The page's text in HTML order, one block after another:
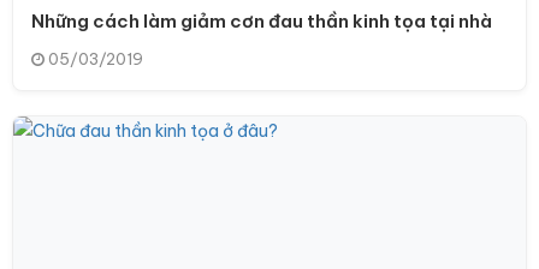
Những cách làm giảm cơn đau thần kinh tọa tại nhà
05/03/2019